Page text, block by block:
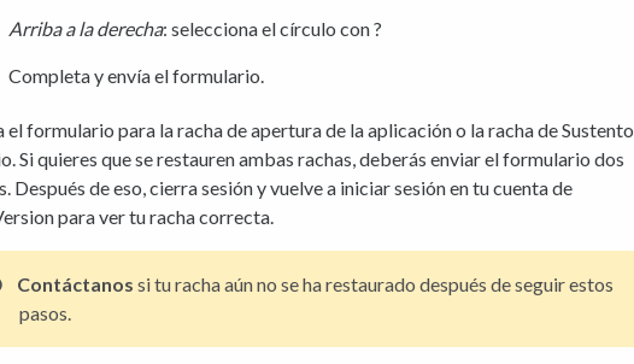
Arriba a la derecha: selecciona el círculo con ?
Completa y envía el formulario.
el formulario para la racha de apertura de la aplicación o la racha de Sustento
Si quieres que se restauren ambas rachas, deberás enviar el formulario dos
Después de eso, cierra sesión y vuelve a iniciar sesión en tu cuenta de
para ver tu racha correcta.
Contáctanos si tu racha aún no se ha restaurado después de seguir estos
pasos.